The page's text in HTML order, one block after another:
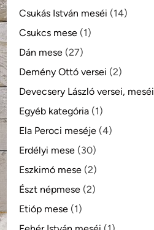
Csukás István meséi (14)
Csukcs mese (1)
Dán mese (27)
Demény Ottó versei (2)
Devecsery László versei, meséi
Egyéb kategória (1)
Ela Peroci meséje (4)
Erdélyi mese (30)
Eszkimó mese (2)
Észt népmese (2)
Etióp mese (1)